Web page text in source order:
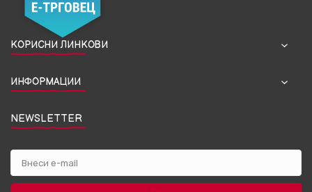
КОРИСНИ ЛИНКОВИ
ИНФОРМАЦИИ
NEWSLETTER